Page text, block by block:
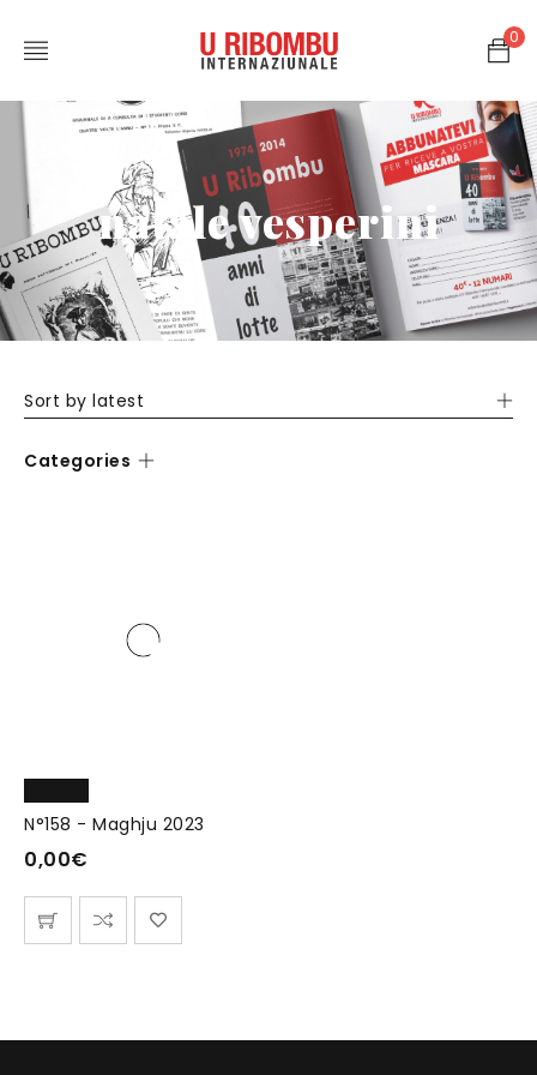
0
natale vesperini
Sort by latest
Categories
N°158 - Maghju 2023
0,00€